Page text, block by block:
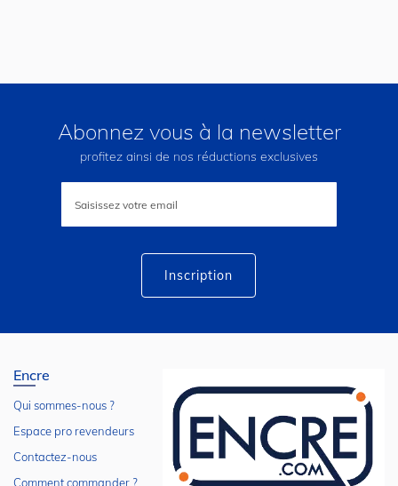
Abonnez vous à la newsletter
profitez ainsi de nos réductions exclusives
lettre
Inscription
Encre
Qui sommes-nous ?
Espace pro revendeurs
Contactez-nous
Comment commander ?